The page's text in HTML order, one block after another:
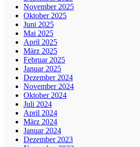
November 2025
Oktober 2025
Juni 2025
Mai 2025
April 2025
März 2025
Februar 2025
Januar 2025
Dezember 2024
November 2024
Oktober 2024
Juli 2024
April 2024
März 2024
Januar 2024
Dezember 2023